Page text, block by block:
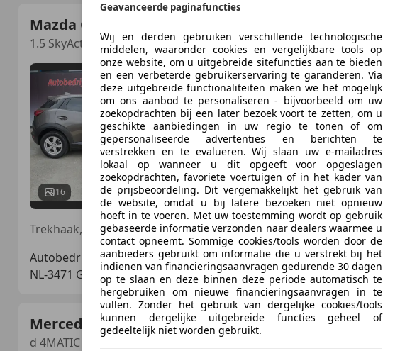
Mazda CX-3
1.5 SkyActiv-D DYNAMIC | TREKHAAK | CRUISE | EURO
16
€ 9.4901
05/2017 142.359 km
Autobedrijf Wil van der Tol
NL-3471 GZ KAMERIK
Mercedes-Benz GLC 220
d 4MATIC PRESTIGE | TREKHAAK | LED | LEER | ELEK.
Geavanceerde paginafuncties
Wij en derden gebruiken verschillende technologische
middelen, waaronder cookies en vergelijkbare tools op
onze website, om u uitgebreide sitefuncties aan te bieden
en een verbeterde gebruikerservaring te garanderen. Via
deze uitgebreide functionaliteiten maken we het mogelijk
om ons aanbod te personaliseren - bijvoorbeeld om uw
zoekopdrachten bij een later bezoek voort te zetten, om u
geschikte aanbiedingen in uw regio te tonen of om
gepersonaliseerde advertenties en berichten te
verstrekken en te evalueren. Wij slaan uw e-mailadres
lokaal op wanneer u dit opgeeft voor opgeslagen
zoekopdrachten, favoriete voertuigen of in het kader van
de prijsbeoordeling. Dit vergemakkelijkt het gebruik van
de website, omdat u bij latere bezoeken niet opnieuw
hoeft in te voeren. Met uw toestemming wordt op gebruik
gebaseerde informatie verzonden naar dealers waarmee u
contact opneemt. Sommige cookies/tools worden door de
aanbieders gebruikt om informatie die u verstrekt bij het
indienen van financieringsaanvragen gedurende 30 dagen
op te slaan en deze binnen deze periode automatisch te
hergebruiken om nieuwe financieringsaanvragen in te
vullen. Zonder het gebruik van dergelijke cookies/tools
kunnen dergelijke uitgebreide functies geheel of
gedeeltelijk niet worden gebruikt.